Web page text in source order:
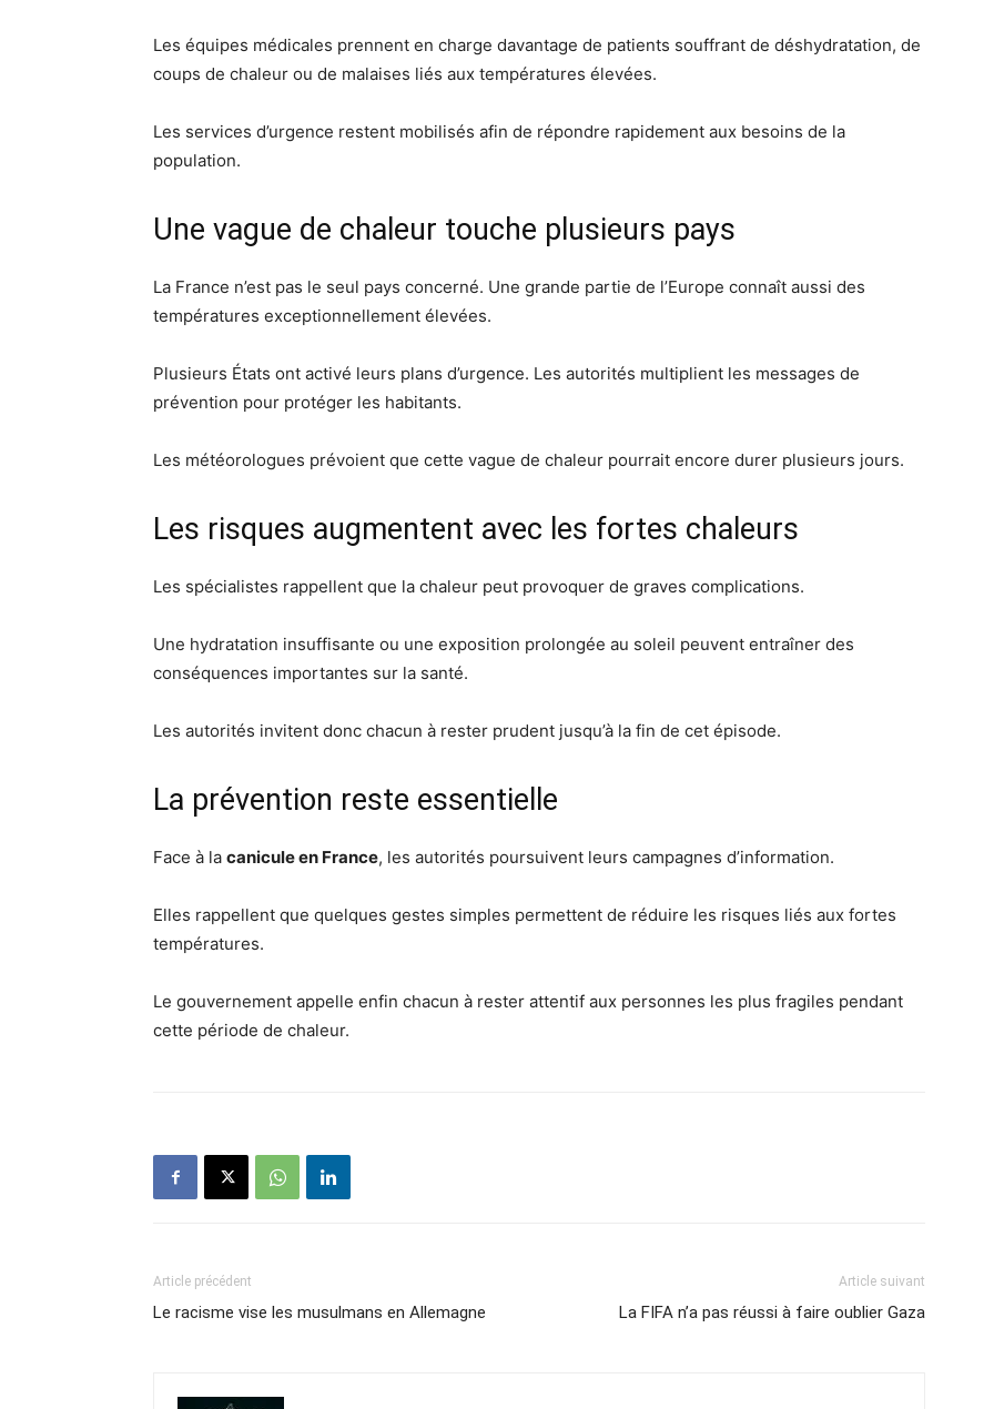
Les équipes médicales prennent en charge davantage de patients souffrant de déshydratation, de
coups de chaleur ou de malaises liés aux températures élevées.
Les services d’urgence restent mobilisés afin de répondre rapidement aux besoins de la
population.
Une vague de chaleur touche plusieurs pays
La France n’est pas le seul pays concerné. Une grande partie de l’Europe connaît aussi des
températures exceptionnellement élevées.
Plusieurs États ont activé leurs plans d’urgence. Les autorités multiplient les messages de
prévention pour protéger les habitants.
Les météorologues prévoient que cette vague de chaleur pourrait encore durer plusieurs jours.
Les risques augmentent avec les fortes chaleurs
Les spécialistes rappellent que la chaleur peut provoquer de graves complications.
Une hydratation insuffisante ou une exposition prolongée au soleil peuvent entraîner des
conséquences importantes sur la santé.
Les autorités invitent donc chacun à rester prudent jusqu’à la fin de cet épisode.
La prévention reste essentielle
Face à la canicule en France, les autorités poursuivent leurs campagnes d’information.
Elles rappellent que quelques gestes simples permettent de réduire les risques liés aux fortes
températures.
Le gouvernement appelle enfin chacun à rester attentif aux personnes les plus fragiles pendant
cette période de chaleur.
Article précédent
Le racisme vise les musulmans en Allemagne
Article suivant
La FIFA n’a pas réussi à faire oublier Gaza